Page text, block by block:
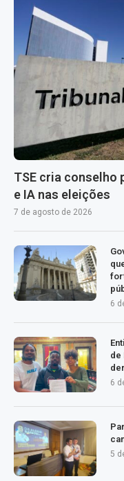
TSE cria conselho
e IA nas eleições
7 de agosto de 2026
6
de
6
5